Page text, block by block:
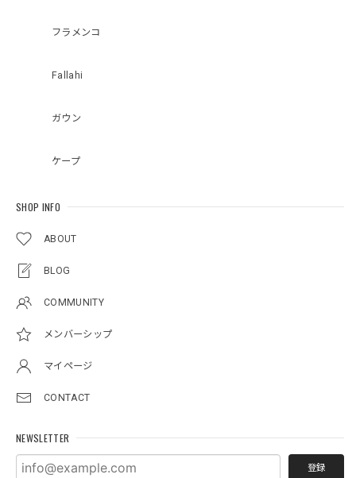
フラメンコ
Fallahi
ガウン
ケープ
SHOP INFO
ABOUT
BLOG
COMMUNITY
メンバーシップ
マイページ
CONTACT
NEWSLETTER
登録